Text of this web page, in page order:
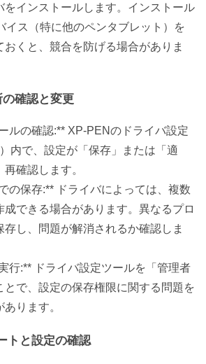
をインストールします。インストール
イス（特に他のペンタブレット）を
くと、競合を防げる場合がありま
確認と変更
ルの確認:** XP-PENのドライバ設定
内で、設定が「保存」または「適
確認します。
の保存:** ドライバによっては、複数
できる場合があります。異なるプロ
存し、問題が解消されるか確認しま
行:** ドライバ設定ツールを「管理者
とで、設定の保存権限に関する問題を
ります。
トと設定の確認